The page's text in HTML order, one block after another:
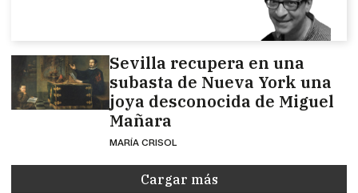
Sevilla recupera en una
subasta de Nueva York una
joya desconocida de Miguel
Mañara
MARÍA CRISOL
Cargar más